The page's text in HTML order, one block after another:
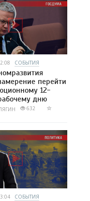
СОБЫТИЯ
перейти
12-
дню
632
СОБЫТИЯ